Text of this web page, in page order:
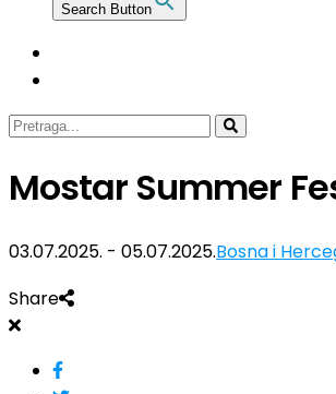
Search Button
Mostar Summer
03.07.2025. - 05.07.2025.Bosna i
Share